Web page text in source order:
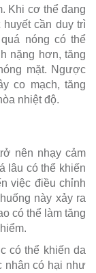
Khi cơ thể đang
cần duy trì
nóng có thể
nặng hơn, tăng
mặt. Ngược
co mạch, tăng
nhiệt độ.
nên nhạy cảm
lâu có thể khiến
việc điều chỉnh
này xảy ra
có thể làm tăng
có thể khiến da
nhân có hại như